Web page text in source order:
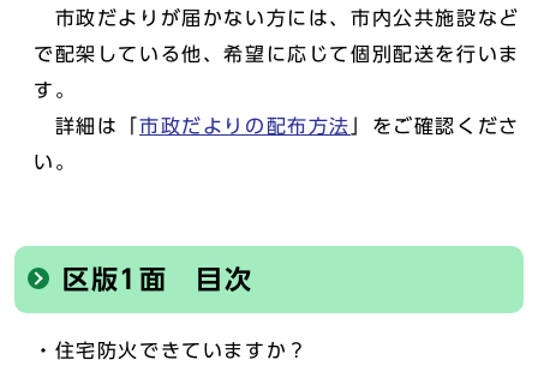
市政だよりが届かない方には、市内公共施設など
で配架している他、希望に応じて個別配送を行いま
す。
詳細は「 市政だよりの配布方法
」をご確認くださ
い。
区版1面 目次
・住宅防火できていますか？